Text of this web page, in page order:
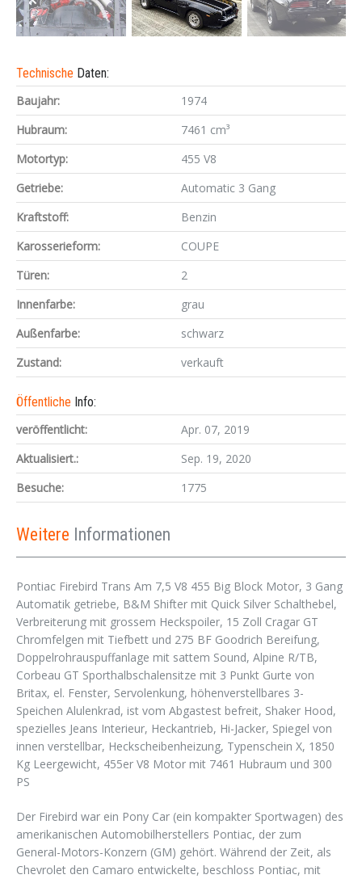
Technische Daten:
Baujahr:
1974
Hubraum:
7461 cm³
Motortyp:
455 V8
Getriebe:
Automatic 3 Gang
Kraftstoff:
Benzin
Karosserieform:
COUPE
Türen:
2
Innenfarbe:
grau
Außenfarbe:
schwarz
Zustand:
verkauft
Öffentliche Info:
veröffentlicht:
Apr. 07, 2019
Aktualisiert.:
Sep. 19, 2020
Besuche:
1775
Weitere Informationen
Pontiac Firebird Trans Am 7,5 V8 455 Big Block Motor, 3 Gang
Automatik getriebe, B&M Shifter mit Quick Silver Schalthebel,
Verbreiterung mit grossem Heckspoiler, 15 Zoll Cragar GT
Chromfelgen mit Tiefbett und 275 BF Goodrich Bereifung,
Doppelrohrauspuffanlage mit sattem Sound, Alpine R/TB,
Corbeau GT Sporthalbschalensitze mit 3 Punkt Gurte von
Britax, el. Fenster, Servolenkung, höhenverstellbares 3-
Speichen Alulenkrad, ist vom Abgastest befreit, Shaker Hood,
spezielles Jeans Interieur, Heckantrieb, Hi-Jacker, Spiegel von
innen verstellbar, Heckscheibenheizung, Typenschein X, 1850
Kg Leergewicht, 455er V8 Motor mit 7461 Hubraum und 300
PS
Der Firebird war ein Pony Car (ein kompakter Sportwagen) des
amerikanischen Automobilherstellers Pontiac, der zum
General-Motors-Konzern (GM) gehört. Während der Zeit, als
Chevrolet den Camaro entwickelte, beschloss Pontiac, mit